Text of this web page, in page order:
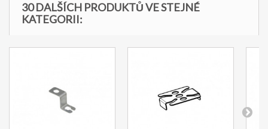
30 DALŠÍCH PRODUKTŮ VE STEJNÉ
KATEGORII: